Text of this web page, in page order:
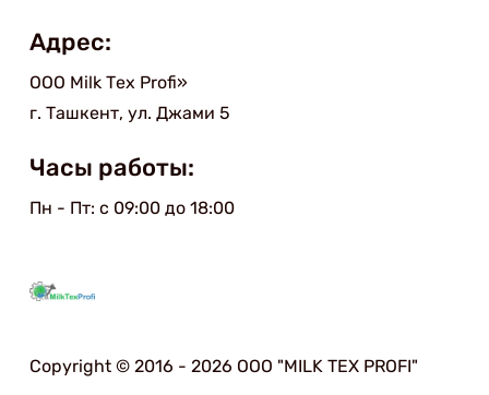
Адрес:
ООО Мilk Тex Рrofi»
г. Ташкент, ул. Джами 5
Часы работы:
Пн - Пт: с 09:00 до 18:00
Copyright © 2016 - 2026 ООО "MILK TEX PROFI"